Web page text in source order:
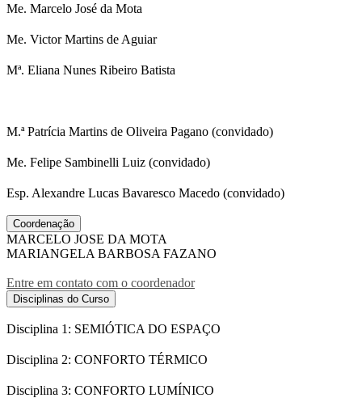
Me. Marcelo José da Mota
Me. Victor Martins de Aguiar
Mª. Eliana Nunes Ribeiro Batista
M.ª Patrícia Martins de Oliveira Pagano (convidado)
Me. Felipe Sambinelli Luiz (convidado)
Esp. Alexandre Lucas Bavaresco Macedo (convidado)
Coordenação
MARCELO JOSE DA MOTA
MARIANGELA BARBOSA FAZANO
Entre em contato com o coordenador
Disciplinas do Curso
Disciplina 1: SEMIÓTICA DO ESPAÇO
Disciplina 2: CONFORTO TÉRMICO
Disciplina 3: CONFORTO LUMÍNICO